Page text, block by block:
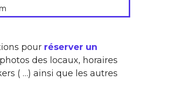
pour réserver un
des locaux, horaires
( …) ainsi que les autres